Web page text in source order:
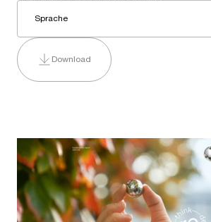
Sprache
Download